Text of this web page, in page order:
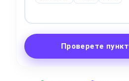
Проверете